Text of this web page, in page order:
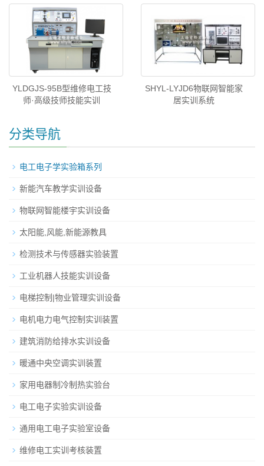
YLDGJS-95B型维修电工技
师·高级技师技能实训
SHYL-LYJD6物联网智能家
居实训系统
分类导航
电工电子学实验箱系列
新能汽车教学实训设备
物联网智能楼宇实训设备
太阳能,风能,新能源教具
检测技术与传感器实验装置
工业机器人技能实训设备
电梯控制|物业管理实训设备
电机电力电气控制实训装置
建筑消防给排水实训设备
暖通中央空调实训装置
家用电器制冷制热实验台
电工电子实验实训设备
通用电工电子实验室设备
维修电工实训考核装置